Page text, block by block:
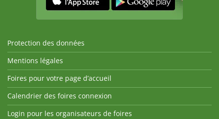
Protection des données
Mentions légales
Foires pour votre page d’accueil
Calendrier des foires connexion
Login pour les organisateurs de foires